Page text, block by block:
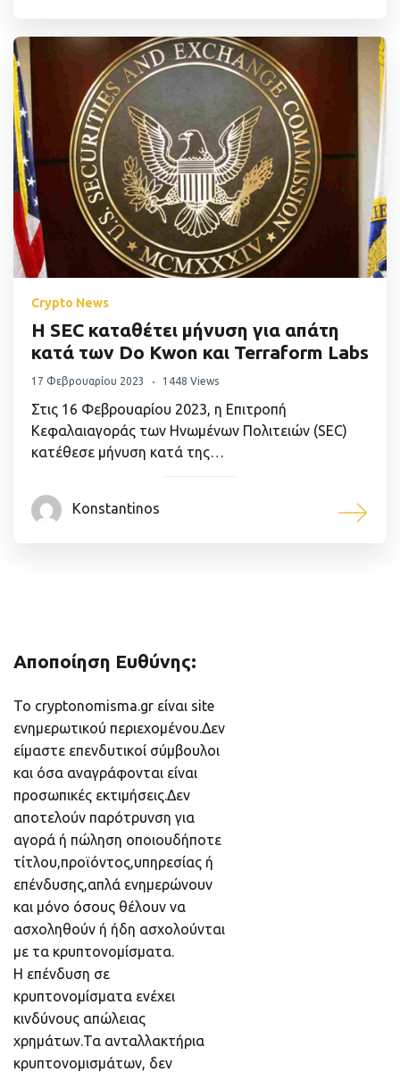
Crypto News
Η SEC καταθέτει μήνυση για απάτη
κατά των Do Kwon και Terraform Labs
17 Φεβρουαρίου 2023 1448 Views
Στις 16 Φεβρουαρίου 2023, η Επιτροπή
Κεφαλαιαγοράς των Ηνωμένων Πολιτειών (SEC)
κατέθεσε μήνυση κατά της…
Konstantinos
Αποποίηση Ευθύνης:
Το cryptonomisma.gr είναι site
ενημερωτικού περιεχομένου.Δεν
είμαστε επενδυτικοί σύμβουλοι
και όσα αναγράφονται είναι
προσωπικές εκτιμήσεις.Δεν
αποτελούν παρότρυνση για
αγορά ή πώληση οποιουδήποτε
τίτλου,προϊόντος,υπηρεσίας ή
επένδυσης,απλά ενημερώνουν
και μόνο όσους θέλουν να
ασχοληθούν ή ήδη ασχολούνται
με τα κρυπτονομίσματα.
Η επένδυση σε
κρυπτονομίσματα ενέχει
κινδύνους απώλειας
χρημάτων.Τα ανταλλακτήρια
κρυπτονομισμάτων, δεν